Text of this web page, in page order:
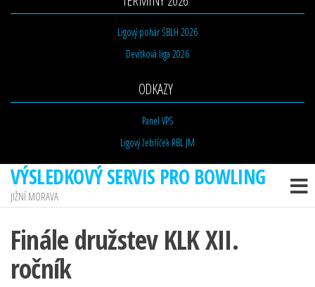
Ligový pohár ŠBLH 2026
Devítková liga 2026
ODKAZY
Panel VPS
Ligový žebříček RBL JM
VÝSLEDKOVÝ SERVIS PRO BOWLING
JIŽNÍ MORAVA
Finále družstev KLK XII.
ročník